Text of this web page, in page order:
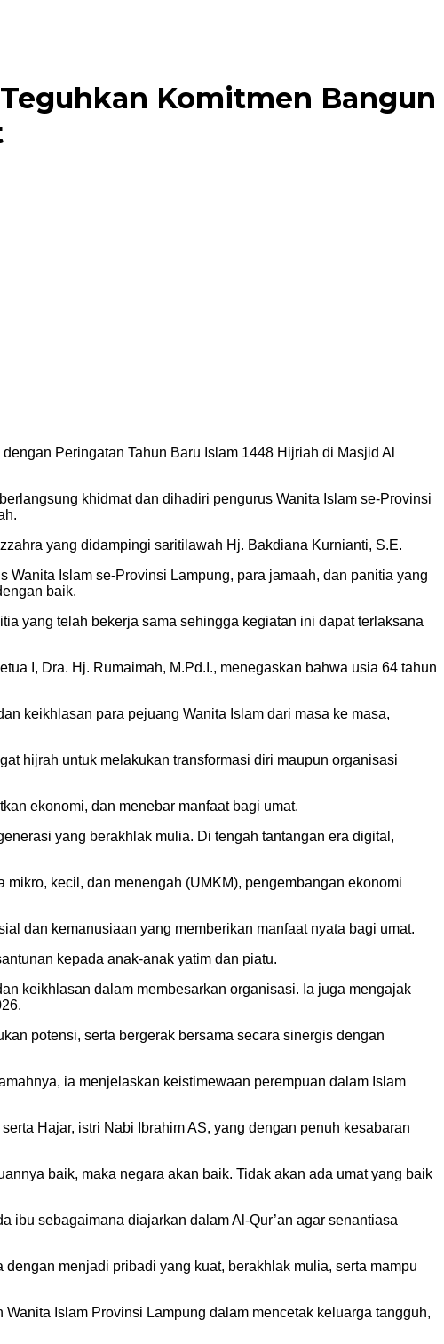
Komitmen Bangun
Peringatan Tahun Baru Islam 1448 Hijriah di Masjid Al
khidmat dan dihadiri pengurus Wanita Islam se-Provinsi
yang didampingi saritilawah Hj. Bakdiana Kurnianti, S.E.
Islam se-Provinsi Lampung, para jamaah, dan panitia yang
baik.
yang telah bekerja sama sehingga kegiatan ini dapat terlaksana
I, Dra. Hj. Rumaimah, M.Pd.I., menegaskan bahwa usia 64 tahun
keikhlasan para pejuang Wanita Islam dari masa ke masa,
hijrah untuk melakukan transformasi diri maupun organisasi
ekonomi, dan menebar manfaat bagi umat.
yang berakhlak mulia. Di tengah tantangan era digital,
kecil, dan menengah (UMKM), pengembangan ekonomi
dan kemanusiaan yang memberikan manfaat nyata bagi umat.
kepada anak-anak yatim dan piatu.
keikhlasan dalam membesarkan organisasi. Ia juga mengajak
potensi, serta bergerak bersama secara sinergis dengan
ia menjelaskan keistimewaan perempuan dalam Islam
Hajar, istri Nabi Ibrahim AS, yang dengan penuh kesabaran
baik, maka negara akan baik. Tidak akan ada umat yang baik
ibu sebagaimana diajarkan dalam Al-Qur’an agar senantiasa
menjadi pribadi yang kuat, berakhlak mulia, serta mampu
Islam Provinsi Lampung dalam mencetak keluarga tangguh,